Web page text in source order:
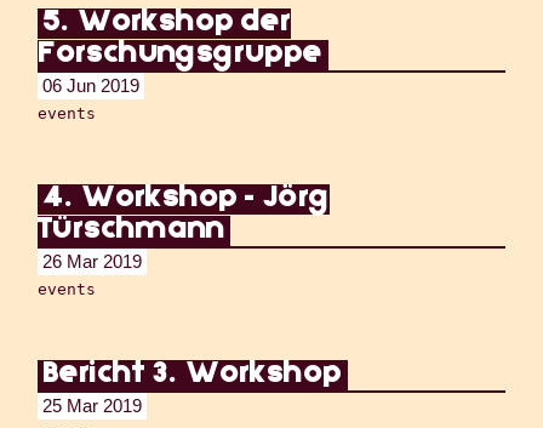
5. Workshop der
Forschungsgruppe
06 Jun 2019
events
4. Workshop - Jörg
Türschmann
26 Mar 2019
events
Bericht 3. Workshop
25 Mar 2019